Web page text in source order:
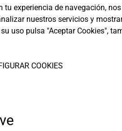
experiencia de navegación,
nuestros servicios y
uso pulsa "Aceptar Cookies",
COOKIES